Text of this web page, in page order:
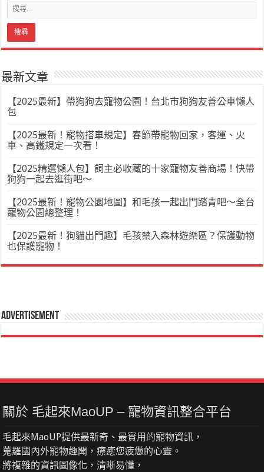
最新文章
【2025最新】帶狗狗去寵物公園！台北市狗狗友善公車懶人
包
【2025最新！寵物搭車規定】春節帶寵物回家，客運、火
車、高鐵規定一次看！
【2025精選懶人包】飼主必收藏的十家寵物友善商場！快帶
狗狗一起去逛街吧～
【2025最新！寵物公園地圖】和毛孩一起出門踏青吧～全台
寵物公園總整理！
【2025最新！狗貓出門趣】毛孩禁入森林遊樂區？保護動物
也保護寵物！
Advertisement
關於 毛起來MaoUP – 寵物資訊整合平台
毛起來MaoUP提供最新奇、最實用的寵物資訊，
蒐羅國內外寵物趣聞，療癒您疲憊的心靈。
將複雜的資訊圖像化，清晰易懂，